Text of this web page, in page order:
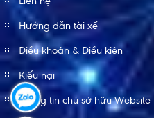
Hướng dẫn tài xế
Điều khoản & Điều kiện
Kiếu nại
Thông tin chủ sở hữu Website